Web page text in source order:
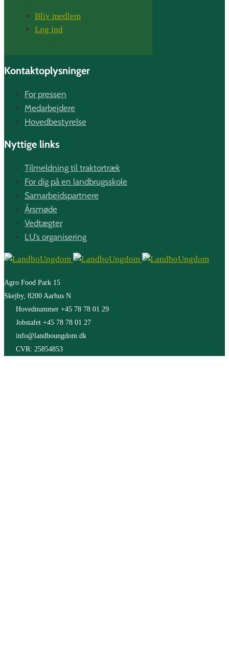
Bliv medlem
Log ind
Kontaktoplysninger
For pressen
Medarbejdere
Hovedbestyrelse
Nyttige links
Tilmeldning til traktortræk
For dig på en landbrugsskole
Samarbejdspartnere
Årsmøde
Vedtægter
LU’s organisering
Agro Food Park 15
Skejby, 8200 Aarhus N
Hovednummer +45 78 78 01 29
Jobstafet +45 78 78 01 27
info@landboungdom.dk
CVR: 25854853